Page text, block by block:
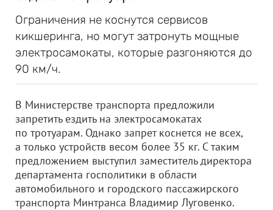
Ограничения не коснутся сервисов
кикшеринга, но могут затронуть мощные
электросамокаты, которые разгоняются до
90 км/ч.
В Министерстве транспорта предложили
запретить ездить на электросамокатах
по тротуарам. Однако запрет коснется не всех,
а только устройств весом более 35 кг. С таким
предложением выступил заместитель директора
департамента госполитики в области
автомобильного и городского пассажирского
транспорта Минтранса Владимир Луговенко.